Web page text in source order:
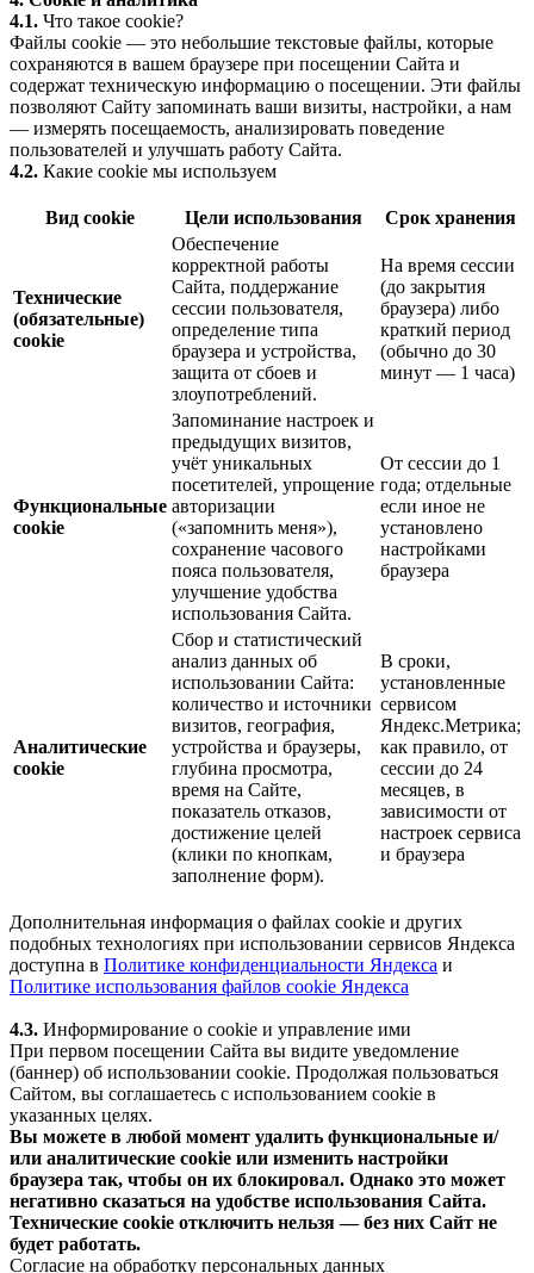
4.1. Что такое cookie?
Файлы cookie — это небольшие текстовые файлы, которые
сохраняются в вашем браузере при посещении Сайта и
содержат техническую информацию о посещении. Эти файлы
позволяют Сайту запоминать ваши визиты, настройки, а нам
— измерять посещаемость, анализировать поведение
пользователей и улучшать работу Сайта.
4.2. Какие cookie мы используем
Вид cookie Цели использования Срок хранения
Технические
(обязательные)
cookie
Обеспечение
корректной работы
Сайта, поддержание
сессии пользователя,
определение типа
браузера и устройства,
защита от сбоев и
злоупотреблений.
На время сессии
(до закрытия
браузера) либо
краткий период
(обычно до 30
минут — 1 часа)
Функциональные
cookie
Запоминание настроек и
предыдущих визитов,
учёт уникальных
посетителей, упрощение
авторизации
(«запомнить меня»),
сохранение часового
пояса пользователя,
улучшение удобства
использования Сайта.
От сессии до 1
года; отдельные
если иное не
установлено
настройками
браузера
Аналитические
cookie
Сбор и статистический
анализ данных об
использовании Сайта:
количество и источники
визитов, география,
устройства и браузеры,
глубина просмотра,
время на Сайте,
показатель отказов,
достижение целей
(клики по кнопкам,
заполнение форм).
В сроки,
установленные
сервисом
Яндекс.Метрика;
как правило, от
сессии до 24
месяцев, в
зависимости от
настроек сервиса
и браузера
Дополнительная информация о файлах cookie и других
подобных технологиях при использовании сервисов Яндекса
доступна в Политике конфиденциальности Яндекса и
Политике использования файлов cookie Яндекса
4.3. Информирование о cookie и управление ими
При первом посещении Сайта вы видите уведомление
(баннер) об использовании cookie. Продолжая пользоваться
Сайтом, вы соглашаетесь с использованием cookie в
указанных целях.
Вы можете в любой момент удалить функциональные и/
или аналитические cookie или изменить настройки
браузера так, чтобы он их блокировал. Однако это может
негативно сказаться на удобстве использования Сайта.
Технические cookie отключить нельзя — без них Сайт не
будет работать.
Согласие на обработку персональных данных